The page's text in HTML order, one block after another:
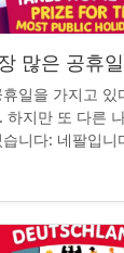
많은 공휴
일을 가지고
하지만 또 다른
니다: 네팔입
팔은 현...